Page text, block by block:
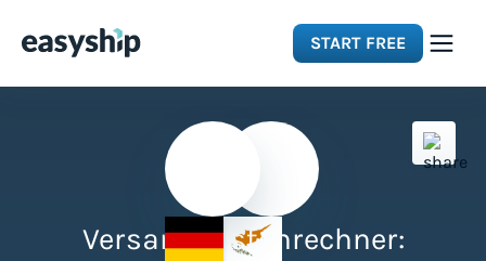
START FREE
Versandkostenrechner: